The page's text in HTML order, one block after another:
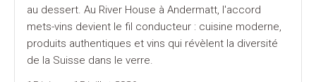
au dessert. Au River House à Andermatt, l'accord
mets-vins devient le fil conducteur : cuisine moderne,
produits authentiques et vins qui révèlent la diversité
de la Suisse dans le verre.